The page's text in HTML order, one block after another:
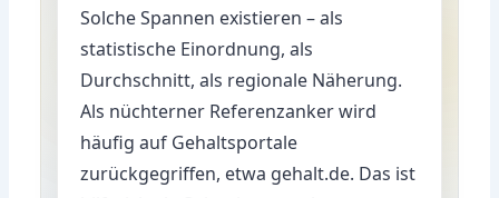
Solche Spannen existieren – als
statistische Einordnung, als
Durchschnitt, als regionale Näherung.
Als nüchterner Referenzanker wird
häufig auf Gehaltsportale
zurückgegriffen, etwa gehalt.de. Das ist